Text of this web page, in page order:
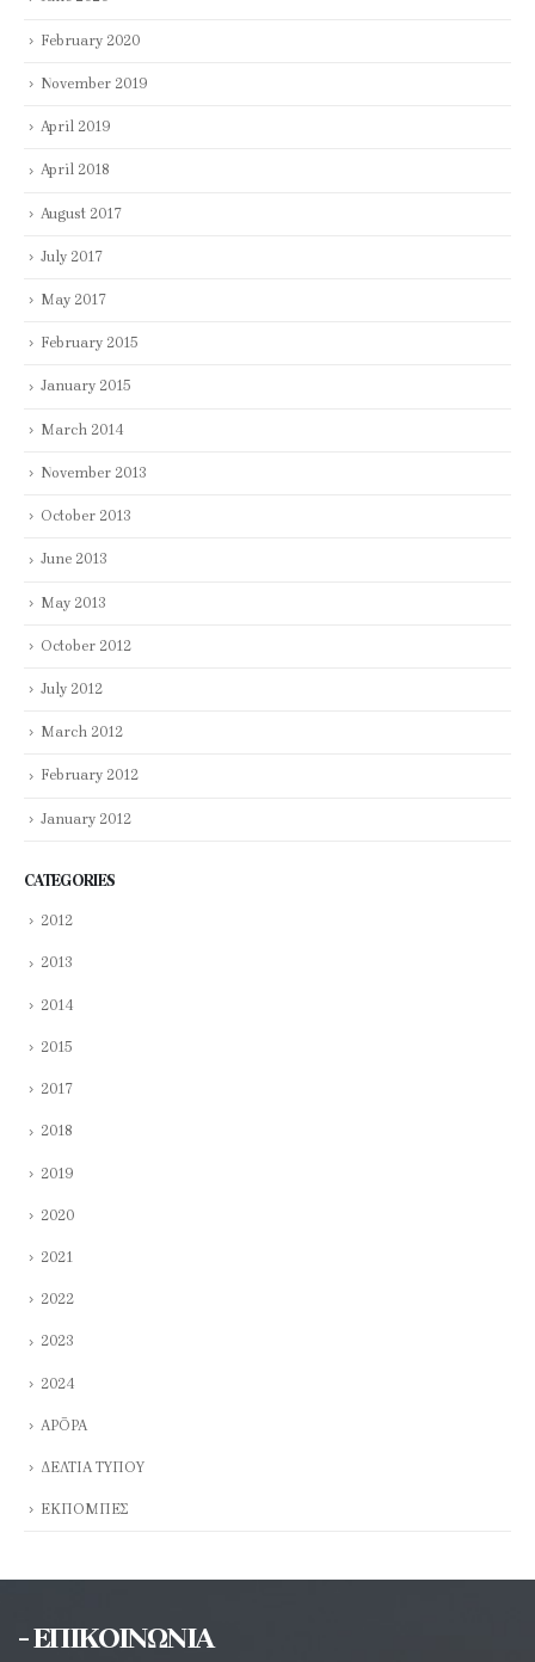
February 2020
November 2019
April 2019
April 2018
August 2017
July 2017
May 2017
February 2015
January 2015
March 2014
November 2013
October 2013
June 2013
May 2013
October 2012
July 2012
March 2012
February 2012
January 2012
CATEGORIES
2012
2013
2014
2015
2017
2018
2019
2020
2021
2022
2023
2024
ΑΡΘΡΑ
ΔΕΛΤΙΑ ΤΥΠΟΥ
ΕΚΠΟΜΠΕΣ
- ΕΠΙΚΟΙΝΩΝΙΑ